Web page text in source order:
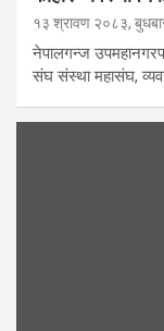
१३ श्रावण २०८३,
नेपालगन्ज
संघ संस्था महासंघ,